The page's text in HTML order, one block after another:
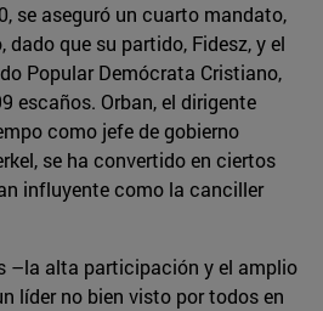
se aseguró un cuarto mandato,
que su partido, Fidesz, y el
Popular Demócrata Cristiano,
escaños. Orban, el dirigente
como jefe de gobierno
se ha convertido en ciertos
influyente como la canciller
–la alta participación y el amplio
líder no bien visto por todos en